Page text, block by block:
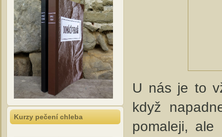
Kurzy pečení chleba
U nás je to
když
pomaleji,